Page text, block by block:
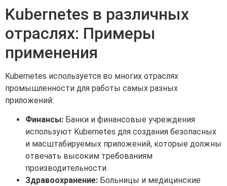
Kubernetes в различных
отраслях: Примеры
применения
Kubernetes используется во многих отраслях
промышленности для работы самых разных
приложений:
Финансы: Банки и финансовые учреждения
используют Kubernetes для создания безопасных
и масштабируемых приложений, которые должны
отвечать высоким требованиям
производительности.
Здравоохранение: Больницы и медицинские